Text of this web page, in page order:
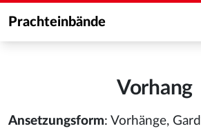
Prachteinbände
Vorhang
Ansetzungsform: Vorhänge,